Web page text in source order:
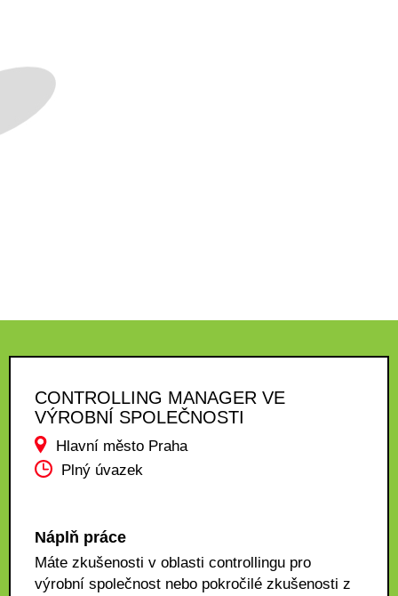
CONTROLLING MANAGER VE
VÝROBNÍ SPOLEČNOSTI
Hlavní město Praha
Plný úvazek
Náplň práce
Máte zkušenosti v oblasti controllingu pro
výrobní společnost nebo pokročilé zkušenosti z